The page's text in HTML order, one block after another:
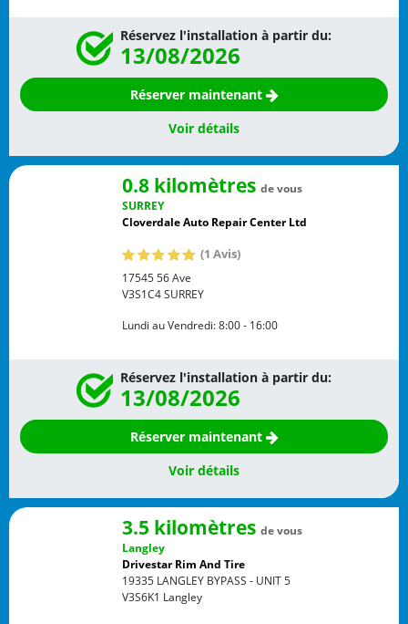
Réservez l'installation à partir du:
13/08/2026
Réserver maintenant
Voir détails
0.8 kilomètres de vous
SURREY
Cloverdale Auto Repair Center Ltd
(1 Avis)
17545 56 Ave
V3S1C4SURREY
Lundi au Vendredi:8:00 - 16:00
Réservez l'installation à partir du:
13/08/2026
Réserver maintenant
Voir détails
3.5 kilomètres de vous
Langley
Drivestar Rim And Tire
19335 LANGLEY BYPASS - UNIT 5
V3S6K1 Langley